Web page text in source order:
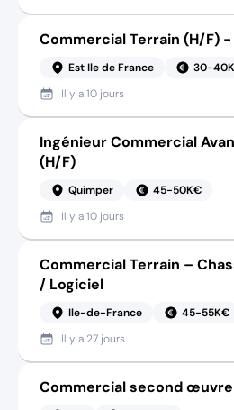
Commercial Terrain (H/F) -
Est Ile de France
30-
Il y a10 jours
Ingénieur Commercial
(H/F)
Quimper
45-50K€
Il y a10 jours
Commercial Terrain –
/ Logiciel
Ile-de-France
45-55K€
Il y a 27 jours
Commercial second